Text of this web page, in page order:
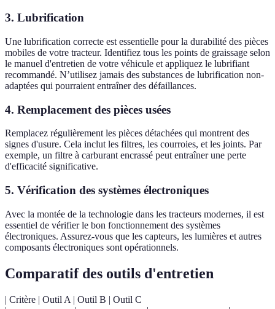
3. Lubrification
Une lubrification correcte est essentielle pour la durabilité des pièces
mobiles de votre tracteur. Identifiez tous les points de graissage selon
le manuel d'entretien de votre véhicule et appliquez le lubrifiant
recommandé. N’utilisez jamais des substances de lubrification non-
adaptées qui pourraient entraîner des défaillances.
4. Remplacement des pièces usées
Remplacez régulièrement les pièces détachées qui montrent des
signes d'usure. Cela inclut les filtres, les courroies, et les joints. Par
exemple, un filtre à carburant encrassé peut entraîner une perte
d'efficacité significative.
5. Vérification des systèmes électroniques
Avec la montée de la technologie dans les tracteurs modernes, il est
essentiel de vérifier le bon fonctionnement des systèmes
électroniques. Assurez-vous que les capteurs, les lumières et autres
composants électroniques sont opérationnels.
Comparatif des outils d'entretien
| Critère | Outil A | Outil B | Outil C